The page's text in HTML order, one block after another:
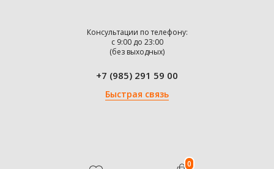
Консультации по телефону:
с 9:00 до 23:00
(без выходных)
+7 (985) 291 59 00
Быстрая связь
0